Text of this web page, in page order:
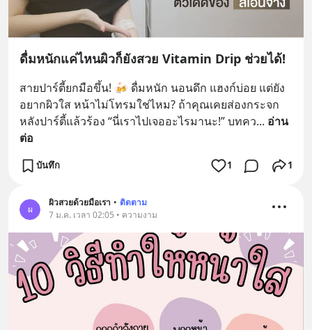
ดื่มหนักแค่ไหนผิวก็ยังสวย Vitamin Drip ช่วยได้!
สายปาร์ตี้ยกมือขึ้น! 🍻 ดื่มหนัก นอนดึก แฮงก์บ่อย แต่ยัง
อยากผิวใส หน้าไม่โทรมใช่ไหม? ถ้าคุณเคยส่องกระจก
หลังปาร์ตี้แล้วร้อง “นี่เราไปเจออะไรมานะ!” บทคว... อ่าน
ต่อ
บันทึก 1 1
ผ
ผิวสวยด้วยมือเรา • ติดตาม
7 ม.ค. เวลา 02:05 • ความงาม